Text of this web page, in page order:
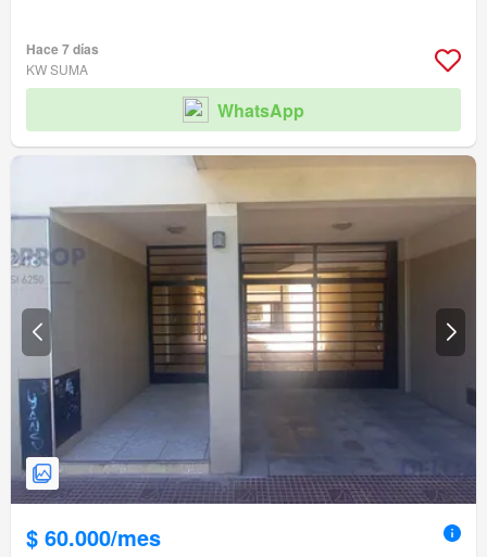
Hace 7 días
KW SUMA
WhatsApp
$ 60.000/mes